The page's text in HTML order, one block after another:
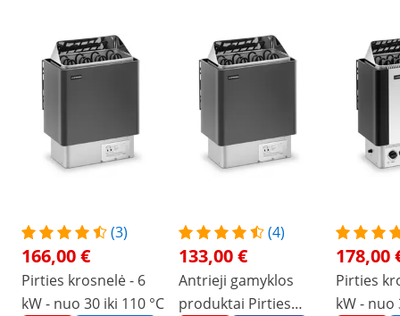
(3)
166,00 €
Pirties krosnelė - 6
kW - nuo 30 iki 110 °C
(4)
133,00 €
Antrieji gamyklos
produktai Pirties
178,00
Pirties
kW - nuo